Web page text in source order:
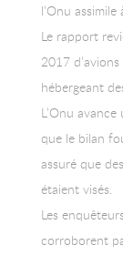
l’Onu
Le rapport
2017
hébergeant
L’Onu
que le bilan
assuré que
étaient visés.
Les
corroborent